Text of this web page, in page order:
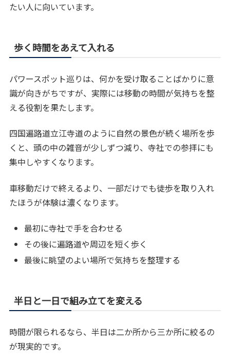
たい人に向いています。
歩く時間をあえて入れる
パワースポット巡りは、何かを受け取ることばかりに意
識が向きがちですが、実際には移動の時間が気持ちを整
える役割を果たします。
四国遍路道立江寺道のように自然の景色が続く場所を歩
くと、頭の中の雑音が少しずつ減り、寺社での参拝にも
集中しやすくなります。
車移動だけで終えるより、一部だけでも徒歩を取り入れ
たほうが体験は濃くなります。
最初に寺社で手を合わせる
その後に遍路道や周辺を短く歩く
最後に眺望のよい場所で気持ちを整理する
半日と一日で組み立てを変える
時間が限られるなら、半日は二か所から三か所に絞るの
が現実的です。